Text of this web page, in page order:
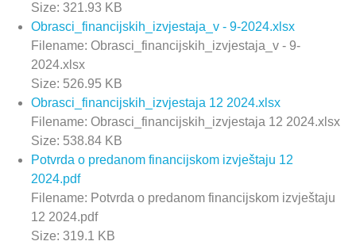
Size: 321.93 KB
Obrasci_financijskih_izvjestaja_v - 9-2024.xlsx
Filename: Obrasci_financijskih_izvjestaja_v - 9-
2024.xlsx
Size: 526.95 KB
Obrasci_financijskih_izvjestaja 12 2024.xlsx
Filename: Obrasci_financijskih_izvjestaja 12 2024.xlsx
Size: 538.84 KB
Potvrda o predanom financijskom izvještaju 12
2024.pdf
Filename: Potvrda o predanom financijskom izvještaju
12 2024.pdf
Size: 319.1 KB